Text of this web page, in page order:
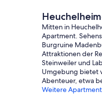
Mitten in
Apartment.
Burgruine
Attraktionen der
Steinweiler und
Umgebung bietet
Abenteuer, etwa
Weitere